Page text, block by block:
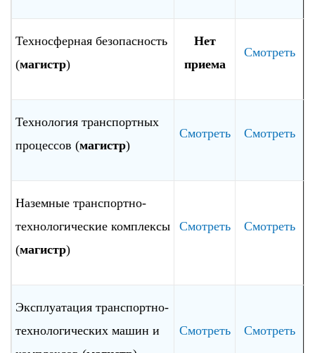
Техносферная безопасность
(магистр)
Нет
приема
Смотреть
Технология транспортных
процессов (магистр)
Смотреть Смотреть
Наземные транспортно-
технологические комплексы
(магистр)
Смотреть Смотреть
Эксплуатация транспортно-
технологических машин и
Смотреть Смотреть